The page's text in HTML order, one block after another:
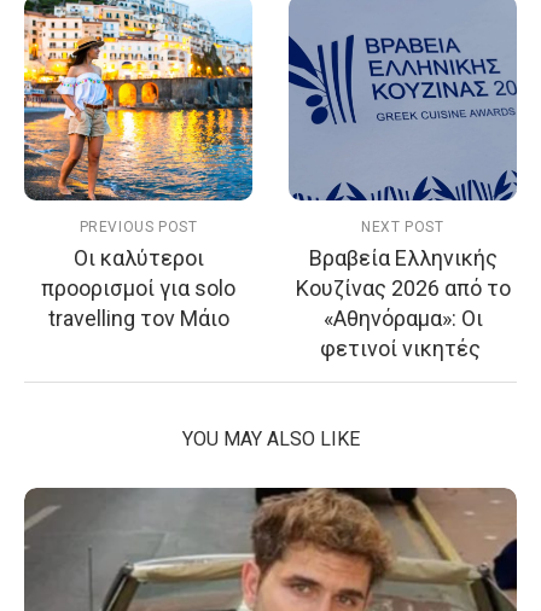
PREVIOUS POST
Οι καλύτεροι
προορισμοί για solo
travelling τον Μάιο
NEXT POST
Βραβεία Ελληνικής
Κουζίνας 2026 από το
«Αθηνόραμα»: Οι
φετινοί νικητές
YOU MAY ALSO LIKE